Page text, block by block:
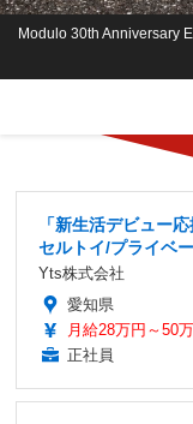
Modulo 30th Anniversary
「新生活デビュー
セルトイ/プライベ
Yts株式会社
愛知県
月給28万円～50
正社員